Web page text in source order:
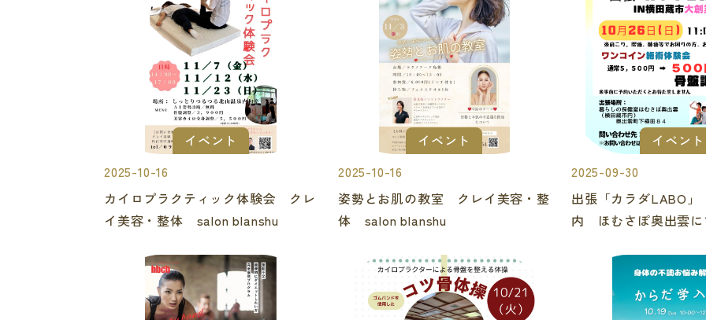
イベント
2025-10-16
カイロプラクティック体験会 クレ
イ美容・整体 salon blanshu
イベント
2025-10-16
姿勢とお肌の教室 クレイ美容・整
体 salon blanshu
イベント
2025-09-30
出張「カラダLABO
内 ほむさぽ奥出雲に